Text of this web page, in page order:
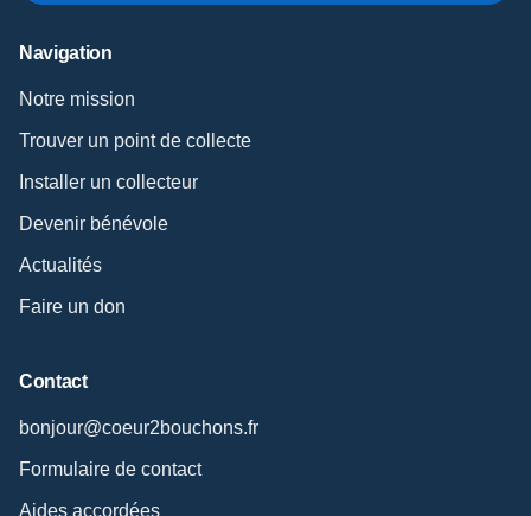
Navigation
Notre mission
Trouver un point de collecte
Installer un collecteur
Devenir bénévole
Actualités
Faire un don
Contact
bonjour@coeur2bouchons.fr
Formulaire de contact
Aides accordées